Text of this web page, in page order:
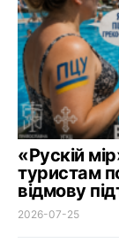
«Рускій
туристам
відмову
2026-07-25